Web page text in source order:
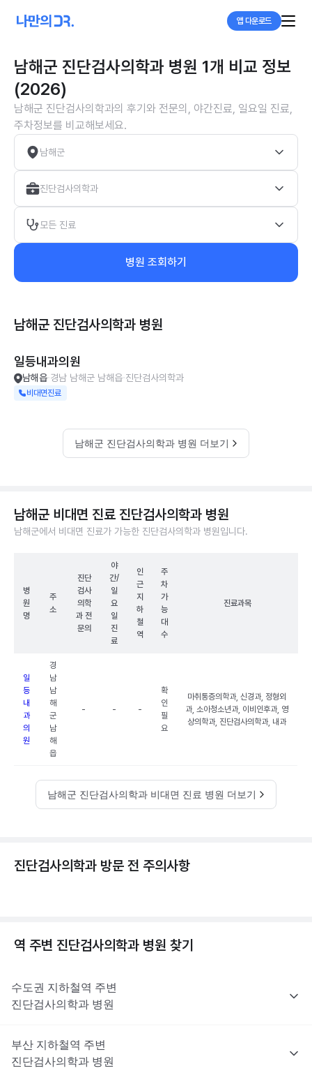
앱 다운로드
남해군 진단검사의학과 병원 1개 비교 정보
(2026)
남해군 진단검사의학과의 후기와 전문의, 야간진료, 일요일 진료,
주차정보를 비교해보세요.
남해군
진단검사의학과
모든 진료
병원 조회하기
남해군 진단검사의학과 병원
일등내과의원
남해읍 경남 남해군 남해읍 진단검사의학과
비대면진료
남해군 진단검사의학과 병원 더보기
남해군 비대면 진료 진단검사의학과 병원
남해군에서 비대면 진료가 가능한 진단검사의학과 병원입니다.
병
원
명
주
소
진단
검사
의학
과 전
문의
야
간/
일
요
일
진
료
인
근
지
하
철
역
주
차
가
능
대
수
진료과목
일
등
내
과
의
원
경
남
남
해
군
남
해
읍
- - -
확
인
필
요
마취통증의학과, 신경과, 정형외
과, 소아청소년과, 이비인후과, 영
상의학과, 진단검사의학과, 내과
남해군 진단검사의학과 비대면 진료 병원 더보기
진단검사의학과 방문 전 주의사항
역 주변 진단검사의학과 병원 찾기
수도권 지하철역 주변
진단검사의학과 병원
부산 지하철역 주변
진단검사의학과 병원